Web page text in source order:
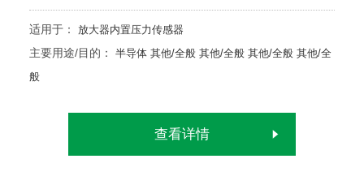
适用于： 放大器内置压力传感器
主要用途/目的： 半导体 其他/全般 其他/全般 其他/全般 其他/全
般
查看详情